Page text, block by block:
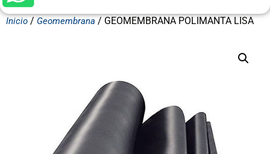
Inicio / Geomembrana / GEOMEMBRANA POLIMANTA LISA